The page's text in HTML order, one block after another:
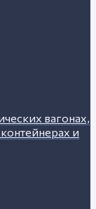
вагонах,
и